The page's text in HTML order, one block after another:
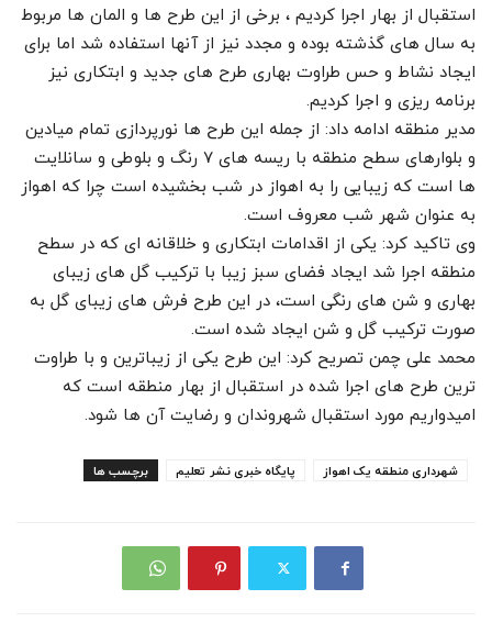
استقبال از بهار اجرا کردیم ، برخی از این طرح ها و المان ها مربوط
به سال های گذشته بوده و مجدد نیز از آنها استفاده شد اما برای
ایجاد نشاط و حس طراوت بهاری طرح های جدید و ابتکاری نیز
برنامه ریزی و اجرا کردیم.
مدیر منطقه ادامه داد: از جمله این طرح ها نورپردازی تمام میادین
و بلوارهای سطح منطقه با ریسه های ۷ رنگ و بلوطی و سانلایت
ها است که زیبایی را به اهواز در شب بخشیده است چرا که اهواز
به عنوان شهر شب معروف است.
وی تاکید کرد: یکی از اقدامات ابتکاری و خلاقانه ای که در سطح
منطقه اجرا شد ایجاد فضای سبز زیبا با ترکیب گل های زیبای
بهاری و شن های رنگی است، در این طرح فرش های زیبای گل به
صورت ترکیب گل و شن ایجاد شده است.
محمد علی چمن تصریح کرد: این طرح یکی از زیباترین و با طراوت
ترین طرح های اجرا شده در استقبال از بهار منطقه است که
امیدواریم مورد استقبال شهروندان و رضایت آن ها شود.
برچسب ها پایگاه خبری نشر تعلیم شهرداری منطقه یک اهواز